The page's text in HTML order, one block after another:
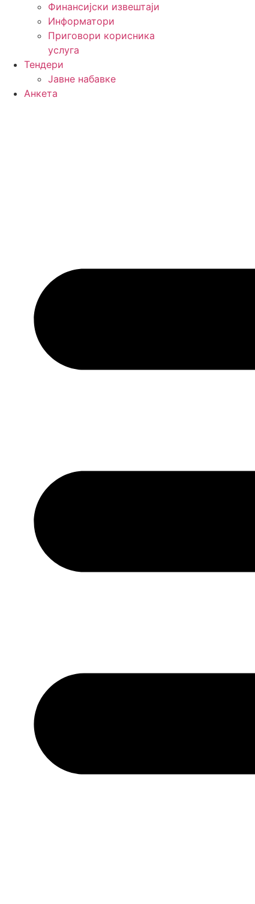
Финансијски извештаји
Информатори
Приговори корисника
услуга
Тендери
Јавне набавке
Анкета